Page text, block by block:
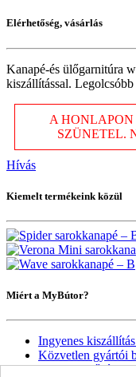
Elérhetőség, vásárlás
Kanapé-és ülőgarnitúra
kiszállítással. Legolcsóbb
A HONLAPON
SZÜNETEL.
Hívás
Kiemelt termékeink közül
Miért a MyBútor?
Ingyenes
Közvetlen gyártói
Import minőség